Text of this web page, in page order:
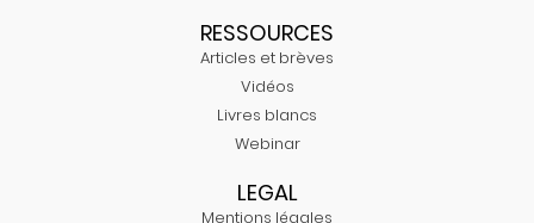
RESSOURCES
Articles et brèves
Vidéos
Livres blancs
Webinar
LEGAL
Mentions légales